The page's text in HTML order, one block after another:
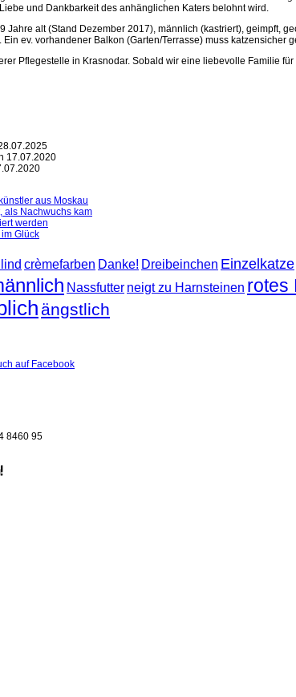
und Dankbarkeit des anhänglichen Katers belohnt wird.
Jahre alt (Stand Dezember 2017), männlich (kastriert), geimpft,
ev. vorhandener Balkon (Garten/Terrasse) muss katzensicher
Pflegestelle in Krasnodar. Sobald wir eine liebevolle Familie
17.07.2020
aus Moskau
als Nachwuchs kam
werden
Glück
crèmefarben Danke! Dreibeinchen Einzelkatze
Nassfutter neigt zu Harnsteinen rotes
ängstlich
auf Facebook
8460 95